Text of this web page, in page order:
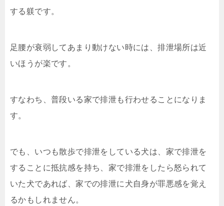
する躾です。
足腰が衰弱してあまり動けない時には、排泄場所は近
いほうが楽です。
すなわち、普段いる家で排泄も行わせることになりま
す。
でも、いつも散歩で排泄をしている犬は、家で排泄を
することに抵抗感を持ち、家で排泄をしたら怒られて
いた犬であれば、家での排泄に犬自身が罪悪感を覚え
るかもしれません。